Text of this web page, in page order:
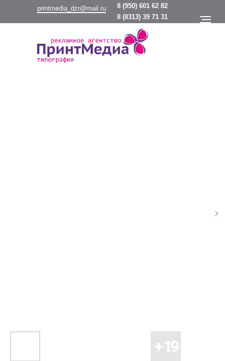
8 (950) 601 62 82
printmedia_dzr@mail.ru
8 (8313) 39 71 31